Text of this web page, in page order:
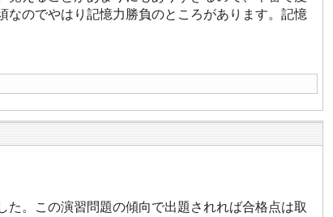
のでやはり記憶力勝負のところがあります。記憶
。この演習問題の傾向で出題されれば合格点は取